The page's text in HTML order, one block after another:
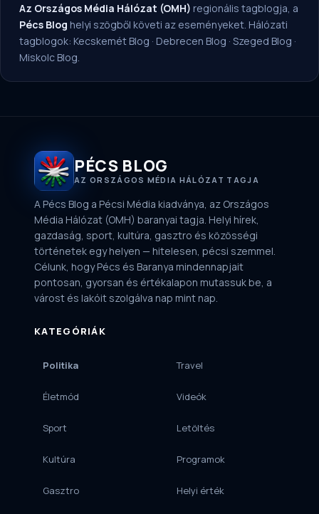
Az Országos Média Hálózat (OMH) regionális tagblogja, a
Pécs Blog helyi szögből követi az eseményeket. Hálózati
tagblogok: Kecskemét Blog · Debrecen Blog · Szeged Blog ·
Miskolc Blog
PÉCS BLOG
AZ ORSZÁGOS MÉDIA HÁLÓZAT TAGJA
A Pécs Blog a Pécsi Média kiadványa, az Országos
Média Hálózat (OMH) baranyai tagja. Helyi hírek,
gazdaság, sport, kultúra, gasztro és közösségi
történetek egy helyen — hitelesen, pécsi szemmel.
Célunk, hogy Pécs és Baranya mindennapjait
pontosan, gyorsan és értékalapon mutassuk be, a
várost és lakóit szolgálva nap mint nap.
KATEGÓRIÁK
Politika
Életmód
Sport
Kultúra
Gasztro
Travel
Videók
Letöltés
Programok
Helyi érték